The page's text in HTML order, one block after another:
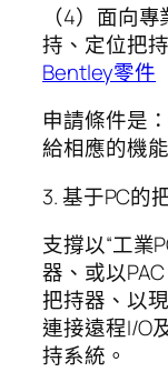
（4）面向
持、定位把
Bentley零件
申請條件是
給相應的機
3. 基于PC的
支撐以“工業
器、或以
把持器、以
連接遠程I/O
持系統。